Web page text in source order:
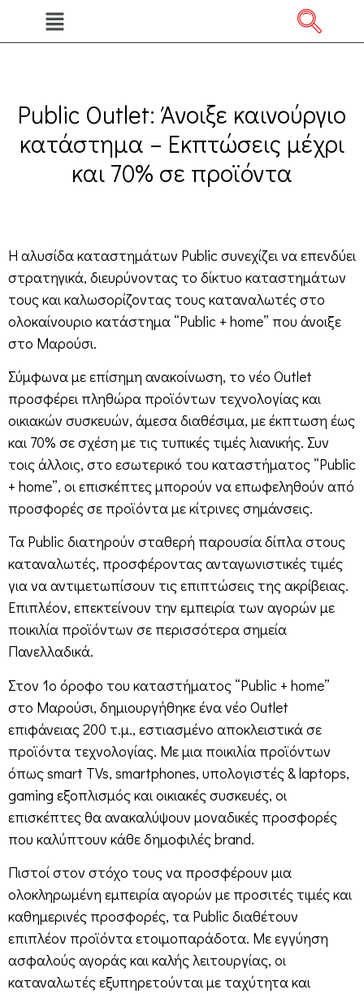
Public Outlet: Άνοιξε καινούργιο
κατάστημα – Εκπτώσεις μέχρι
και 70% σε προϊόντα
Η αλυσίδα καταστημάτων Public συνεχίζει να επενδύει
στρατηγικά, διευρύνοντας το δίκτυο καταστημάτων
τους και καλωσορίζοντας τους καταναλωτές στο
ολοκαίνουριο κατάστημα “Public + home” που άνοιξε
στο Μαρούσι.
Σύμφωνα με επίσημη ανακοίνωση, το νέο Outlet
προσφέρει πληθώρα προϊόντων τεχνολογίας και
οικιακών συσκευών, άμεσα διαθέσιμα, με έκπτωση έως
και 70% σε σχέση με τις τυπικές τιμές λιανικής. Συν
τοις άλλοις, στο εσωτερικό του καταστήματος “Public
+ home”, οι επισκέπτες μπορούν να επωφεληθούν από
προσφορές σε προϊόντα με κίτρινες σημάνσεις.
Τα Public διατηρούν σταθερή παρουσία δίπλα στους
καταναλωτές, προσφέροντας ανταγωνιστικές τιμές
για να αντιμετωπίσουν τις επιπτώσεις της ακρίβειας.
Επιπλέον, επεκτείνουν την εμπειρία των αγορών με
ποικιλία προϊόντων σε περισσότερα σημεία
Πανελλαδικά.
Στον 1ο όροφο του καταστήματος “Public + home”
στο Μαρούσι, δημιουργήθηκε ένα νέο Outlet
επιφάνειας 200 τ.μ., εστιασμένο αποκλειστικά σε
προϊόντα τεχνολογίας. Με μια ποικιλία προϊόντων
όπως smart TVs, smartphones, υπολογιστές & laptops,
gaming εξοπλισμός και οικιακές συσκευές, οι
επισκέπτες θα ανακαλύψουν μοναδικές προσφορές
που καλύπτουν κάθε δημοφιλές brand.
Πιστοί στον στόχο τους να προσφέρουν μια
ολοκληρωμένη εμπειρία αγορών με προσιτές τιμές και
καθημερινές προσφορές, τα Public διαθέτουν
επιπλέον προϊόντα ετοιμοπαράδοτα. Με εγγύηση
ασφαλούς αγοράς και καλής λειτουργίας, οι
καταναλωτές εξυπηρετούνται με ταχύτητα και